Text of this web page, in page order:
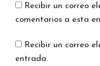
Recibir un correo
comentarios a esta
Recibir un correo
entrada.